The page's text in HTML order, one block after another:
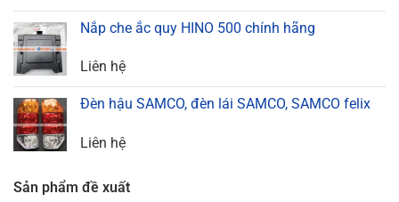
Nắp che ắc quy HINO 500 chính hãng
Liên hệ
Đèn hậu SAMCO, đèn lái SAMCO, SAMCO felix
Liên hệ
Sản phẩm đề xuất